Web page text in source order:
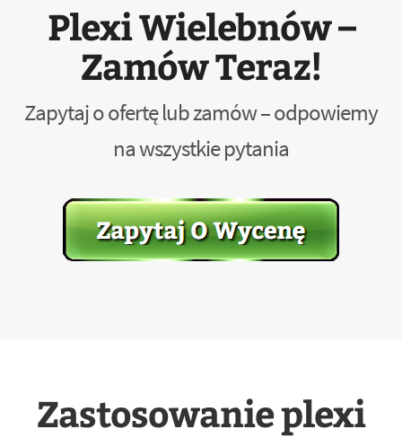
Plexi Wielebnów –
Zamów Teraz!
Zapytaj o ofertę lub zamów – odpowiemy
na wszystkie pytania
Zastosowanie plexi